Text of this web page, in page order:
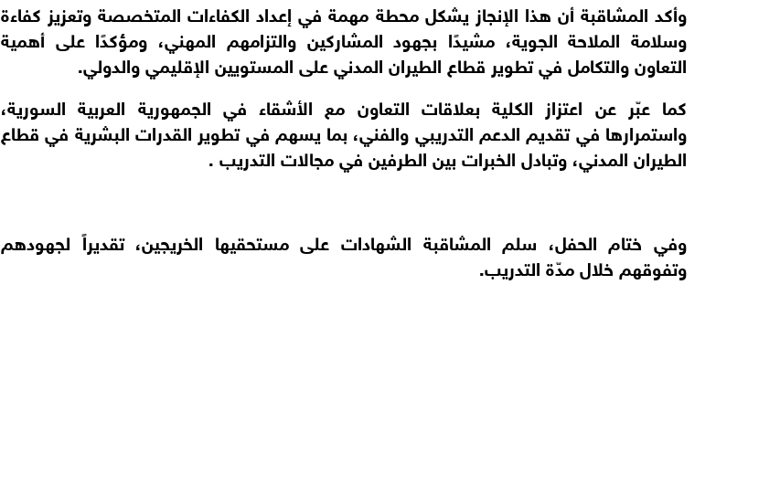
وأكد المشاقبة أن هذا الإنجاز يشكل محطة مهمة في إعداد الكفاءات المتخصصة وتعزيز كفاءة
وسلامة الملاحة الجوية، مشيدًا بجهود المشاركين والتزامهم المهني، ومؤكدًا على أهمية
التعاون والتكامل في تطوير قطاع الطيران المدني على المستويين الإقليمي والدولي.
كما عبّر عن اعتزاز الكلية بعلاقات التعاون مع الأشقاء في الجمهورية العربية السورية،
واستمرارها في تقديم الدعم التدريبي والفني، بما يسهم في تطوير القدرات البشرية في قطاع
الطيران المدني، وتبادل الخبرات بين الطرفين في مجالات التدريب .
وفي ختام الحفل، سلم المشاقبة الشهادات على مستحقيها الخريجين، تقديراً لجهودهم
وتفوقهم خلال مدّة التدريب.